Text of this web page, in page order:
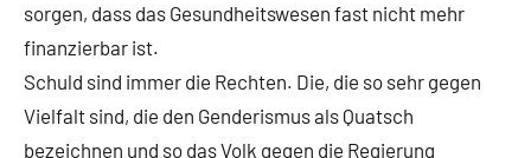
sorgen, dass das Gesundheitswesen fast nicht mehr
finanzierbar ist.
Schuld sind immer die Rechten. Die, die so sehr gegen
Vielfalt sind, die den Genderismus als Quatsch
bezeichnen und so das Volk gegen die Regierung